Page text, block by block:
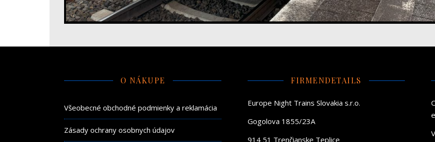
O NÁKUPE
Všeobecné obchodné podmienky a reklamácia
Zásady ochrany osobnych údajov
FIRMENDETAILS
Europe Night Trains Slovakia s.r.o.
Gogolova 1855/23A
914 51 Trenčianske Teplice